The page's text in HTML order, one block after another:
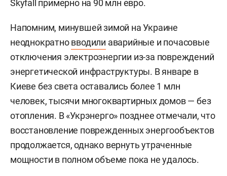
Skyfall примерно на 90 млн евро.
Напомним, минувшей зимой на Украине
неоднократновводили аварийные и почасовые
отключения электроэнергии из-за повреждений
энергетической инфраструктуры. В январе в
Киеве без света оставались более 1 млн
человек, тысячи многоквартирных домов — без
отопления. В «Укрэнерго» позднее отмечали, что
восстановление поврежденных энергообъектов
продолжается, однако вернуть утраченные
мощности в полном объеме пока не удалось.